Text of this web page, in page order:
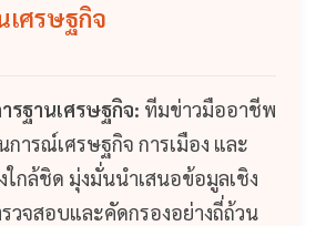
เศรษฐกิจ
รฐานเศรษฐกิจ: ทีมข่าวมืออาชีพ
การณ์เศรษฐกิจ การเมือง และ
ใกล้ชิด มุ่งมั่นนำเสนอข้อมูลเชิง
วจสอบและคัดกรองอย่างถี่ถ้วน